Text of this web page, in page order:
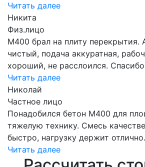
Читать далее
Никита
Физ.лицо
М400 брал на плиту перекрытия.
чистый, подача аккуратная,
хороший, не расслоился.
Читать далее
Николай
Частное лицо
Понадобился бетон М400 для
тяжелую технику. Смесь
быстро, нагрузку держит отлично.
Читать далее